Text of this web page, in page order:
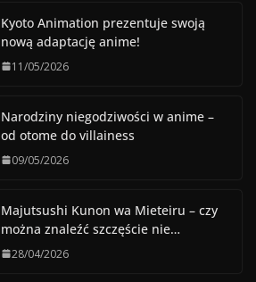
Kyoto Animation prezentuje swoją
nową adaptację anime!
11/05/2026
Narodziny niegodziwości w anime –
od otome do villainess
09/05/2026
Majutsushi Kunon wa Mieteiru – czy
można znaleźć szczęście nie…
28/04/2026